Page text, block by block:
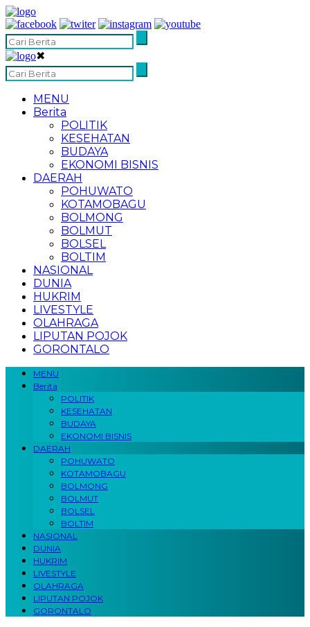
✖
MENU
Berita
POLITIK
KESEHATAN
BUDAYA
EKONOMI BISNIS
DAERAH
POHUWATO
KOTAMOBAGU
BOLMONG
BOLMUT
BOLSEL
BOLTIM
NASIONAL
DUNIA
HUKRIM
LIVESTYLE
OLAHRAGA
LIPUTAN POJOK
GORONTALO
MENU
Berita
POLITIK
KESEHATAN
BUDAYA
EKONOMI BISNIS
DAERAH
POHUWATO
KOTAMOBAGU
BOLMONG
BOLMUT
BOLSEL
BOLTIM
NASIONAL
DUNIA
HUKRIM
LIVESTYLE
OLAHRAGA
LIPUTAN POJOK
GORONTALO